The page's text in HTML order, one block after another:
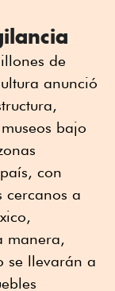
de
anunció
bajo
con
cercanos a
manera,
se llevarán a